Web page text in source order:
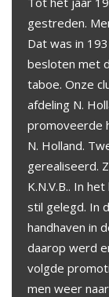
gestreden.
Dat was in
besloten met
taboe. Onze
afdeling N.
promoveerde
N. Holland.
gerealiseerd.
K.N.V.B.. In
stil gelegd. In
handhaven in
daarop werd
volgde
men weer